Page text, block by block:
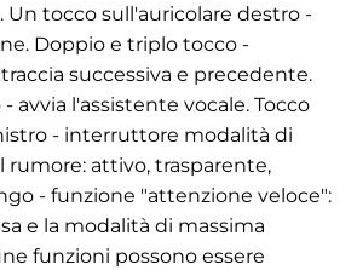
Un tocco sull'auricolare destro -
Doppio e triplo tocco -
successiva e precedente.
avvia l'assistente vocale. Tocco
- interruttore modalità di
rumore: attivo, trasparente,
- funzione "attenzione veloce":
e la modalità di massima
funzioni possono essere